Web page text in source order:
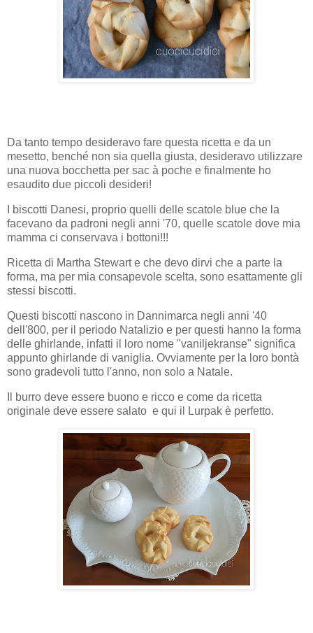
Da tanto tempo desideravo fare questa ricetta e da un
mesetto, benché non sia quella giusta, desideravo utilizzare
una nuova bocchetta per sac à poche e finalmente ho
esaudito due piccoli desideri!
I biscotti Danesi, proprio quelli delle scatole blue che la
facevano da padroni negli anni '70, quelle scatole dove mia
mamma ci conservava i bottoni!!!
Ricetta di Martha Stewart e che devo dirvi che a parte la
forma, ma per mia consapevole scelta, sono esattamente gli
stessi biscotti.
Questi biscotti nascono in Dannimarca negli anni '40
dell'800, per il periodo Natalizio e per questi hanno la forma
delle ghirlande, infatti il loro nome "vaniljekranse" significa
appunto ghirlande di vaniglia. Ovviamente per la loro bontà
sono gradevoli tutto l'anno, non solo a Natale.
Il burro deve essere buono e ricco e come da ricetta
originale deve essere salato e qui il Lurpak è perfetto.